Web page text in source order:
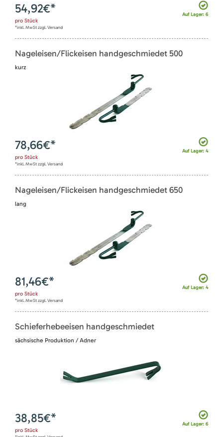
Auf Lager: 6
54,92€*
pro Stück
*inkl. MwSt zzgl. Versand
Nageleisen/Flickeisen handgeschmiedet 500
kurz
Auf Lager: 4
78,66€*
pro Stück
*inkl. MwSt zzgl. Versand
Nageleisen/Flickeisen handgeschmiedet 650
lang
Auf Lager: 4
81,46€*
pro Stück
*inkl. MwSt zzgl. Versand
Schieferhebeeisen handgeschmiedet
sächsische Produktion / Adner
Auf Lager: 6
38,85€*
pro Stück